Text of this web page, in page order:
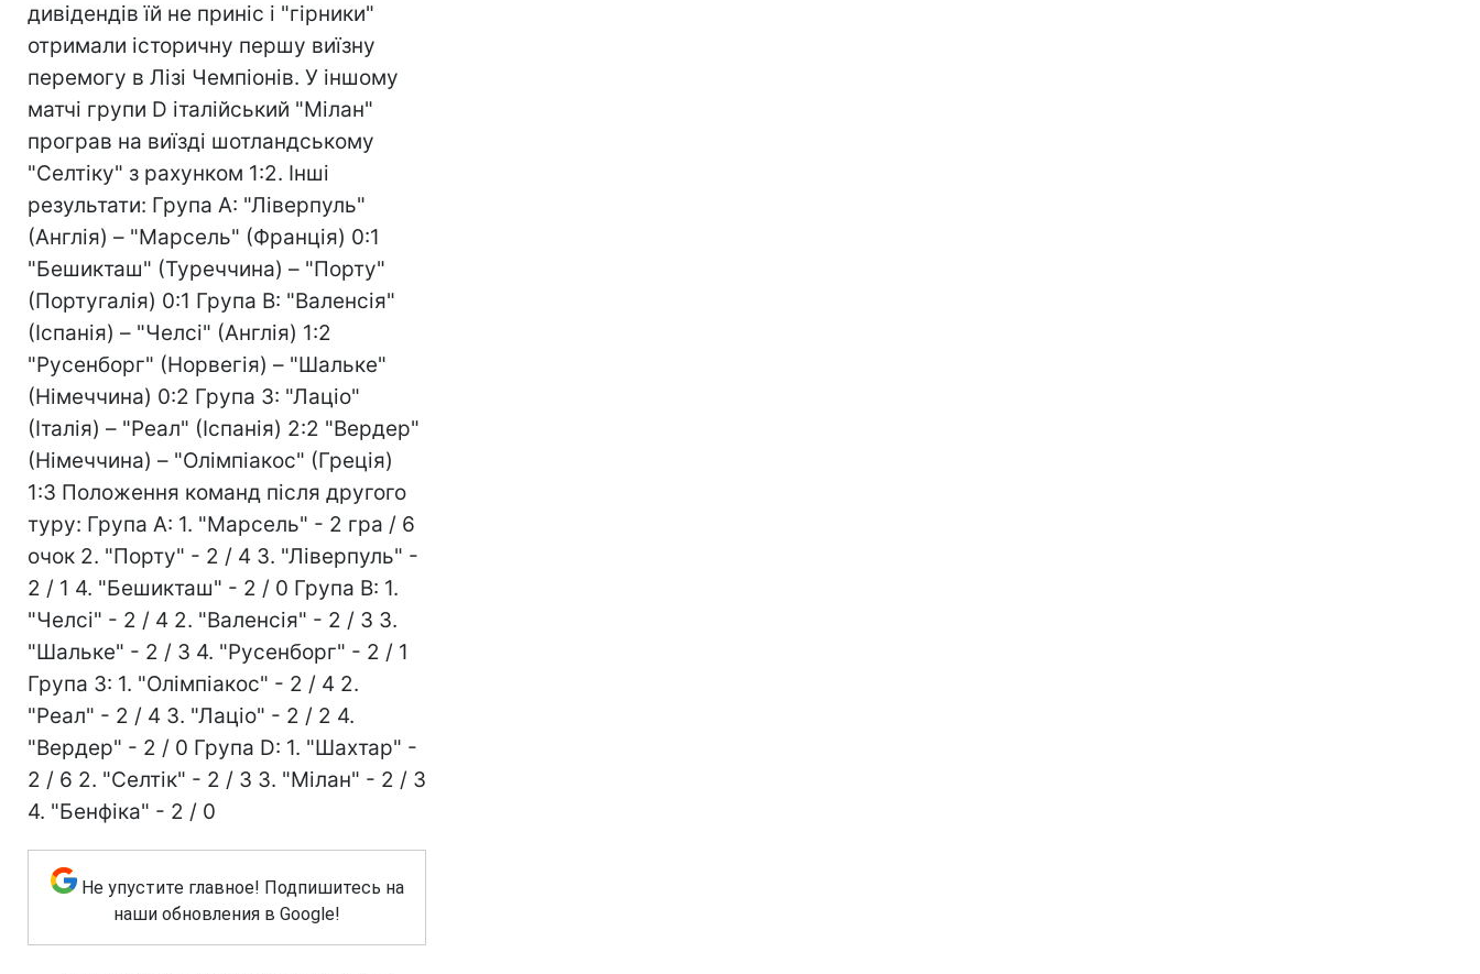
дивідендів їй не приніс і "гірники"
отримали історичну першу виїзну
перемогу в Лізі Чемпіонів. У іншому
матчі групи D італійський "Мілан"
програв на виїзді шотландському
"Селтіку" з рахунком 1:2. Інші
результати: Група А: "Ліверпуль"
(Англія) – "Марсель" (Франція) 0:1
"Бешикташ" (Туреччина) – "Порту"
(Португалія) 0:1 Група В: "Валенсія"
(Іспанія) – "Челсі" (Англія) 1:2
"Русенборг" (Норвегія) – "Шальке"
(Німеччина) 0:2 Група З: "Лаціо"
(Італія) – "Реал" (Іспанія) 2:2 "Вердер"
(Німеччина) – "Олімпіакос" (Греція)
1:3 Положення команд після другого
туру: Група А: 1. "Марсель" - 2 гра / 6
очок 2. "Порту" - 2 / 4 3. "Ліверпуль" -
2 / 1 4. "Бешикташ" - 2 / 0 Група В: 1.
"Челсі" - 2 / 4 2. "Валенсія" - 2 / 3 3.
"Шальке" - 2 / 3 4. "Русенборг" - 2 / 1
Група З: 1. "Олімпіакос" - 2 / 4 2.
"Реал" - 2 / 4 3. "Лаціо" - 2 / 2 4.
"Вердер" - 2 / 0 Група D: 1. "Шахтар" -
2 / 6 2. "Селтік" - 2 / 3 3. "Мілан" - 2 / 3
4. "Бенфіка" - 2 / 0
Не упустите главное! Подпишитесь на
наши обновления в Google!